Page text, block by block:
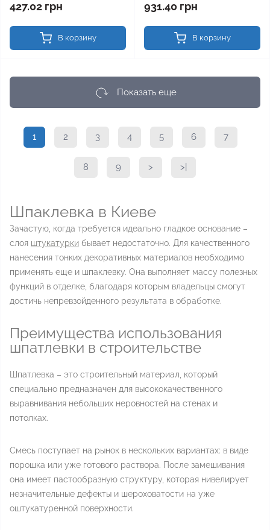
427.02 грн
В корзину
931.40 грн
В корзину
Показать еще
1 2 3 4 5 6 7
8 9 > >|
Шпаклевка в Киеве
Зачастую, когда требуется идеально гладкое основание –
слоя штукатурки бывает недостаточно. Для качественного
нанесения тонких декоративных материалов необходимо
применять еще и шпаклевку. Она выполняет массу полезных
функций в отделке, благодаря которым владельцы смогут
достичь непревзойденного результата в обработке.
Преимущества использования
шпатлевки в строительстве
Шпатлевка – это строительный материал, который
специально предназначен для высококачественного
выравнивания небольших неровностей на стенах и
потолках.
Смесь поступает на рынок в нескольких вариантах: в виде
порошка или уже готового раствора. После замешивания
она имеет пастообразную структуру, которая нивелирует
незначительные дефекты и шероховатости на уже
оштукатуренной поверхности.